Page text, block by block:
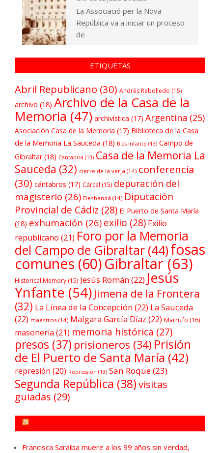
La Associació per la Nova
República va a iniciar un proceso
de
ETIQUETAS
Abril Republicano (30) Andrés Rebolledo (15)
archivo (18) Archivo de la Casa de la
Memoria (47) archivística (17) Argentina (25)
Asociación Casa de la Memoria (17) Biblioteca de la Casa
de la Memoria La Sauceda (18) Blas Infante (13) Campo de
Gibraltar(18) Cantabria (13) Casa de la Memoria La
Sauceda (32) cierre de la verja (14) conferencia
(30) cántabros (17) Cárcel (15) depuración del
magisterio (26) Desbandá (14) Diputación
Provincial de Cádiz (28) El Puerto de Santa María
(18) exhumación (26) exilio (28) Exilio
republicano (21) Foro por la Memoria
del Campo de Gibraltar (44)fosas
comunes (60)Gibraltar(63)
Historical Memory (15) Jesús Román(22) Jesús
Ynfante (54) Jimena de la Frontera
(32) La Línea de la Concepción(22) La Sauceda
(22) maestros (14) Malgara García Díaz (22) Marrufo (16)
masonería (21) memoria histórica (27)
presos (37) prisioneros (34) Prisión
de El Puerto de Santa María (42)
represión (20) Repression (13) San Roque(23)
Segunda República (38)visitas
guiadas (29)
Francisca Saraiba muere a los 99 años sin verdad,